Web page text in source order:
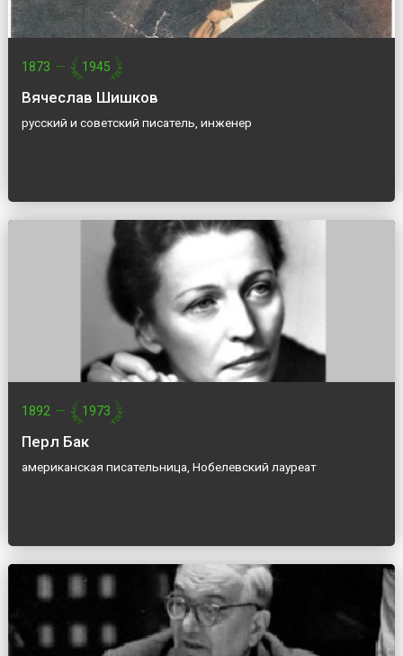
1873 — 1945
Вячеслав Шишков
русский и советский писатель, инженер
1892 — 1973
Перл Бак
американская писательница, Нобелевский лауреат